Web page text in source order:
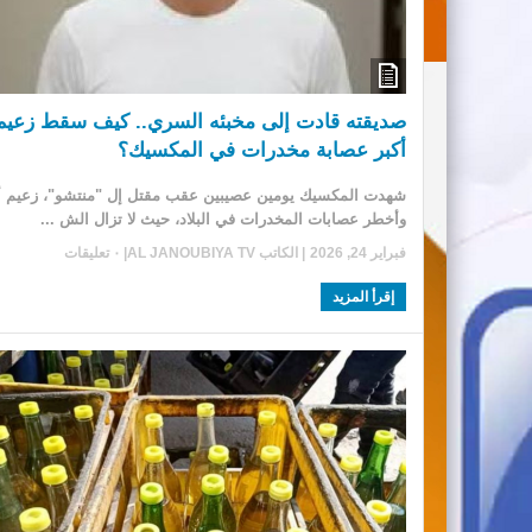
صديقته قادت إلى مخبئه السري.. كيف سقط
أكبر عصابة مخدرات في المكسيك؟
شهدت المكسيك يومين عصيبين عقب مقتل إل "منتشو"، زعيم
وأخطر عصابات المخدرات في البلاد، حيث لا تزال الش ...
فبراير 24, 2026 | الكاتب AL JANOUBIYA TV
|
إقرأ المزيد